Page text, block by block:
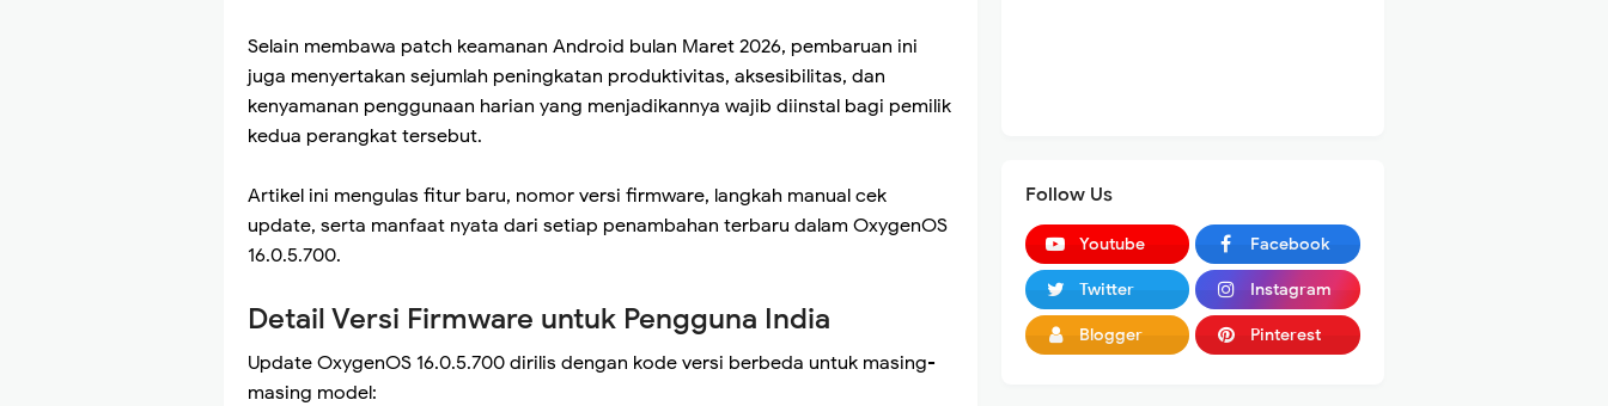
Selain membawa patch keamanan Android bulan Maret 2026, pembaruan ini
juga menyertakan sejumlah peningkatan produktivitas, aksesibilitas, dan
kenyamanan penggunaan harian yang menjadikannya wajib diinstal bagi pemilik
kedua perangkat tersebut.
Artikel ini mengulas fitur baru, nomor versi firmware, langkah manual cek
update, serta manfaat nyata dari setiap penambahan terbaru dalam OxygenOS
16.0.5.700.
Detail Versi Firmware untuk Pengguna India
Update OxygenOS 16.0.5.700 dirilis dengan kode versi berbeda untuk masing-
masing model:
Follow Us
Youtube Facebook
Twitter Instagram
Blogger Pinterest